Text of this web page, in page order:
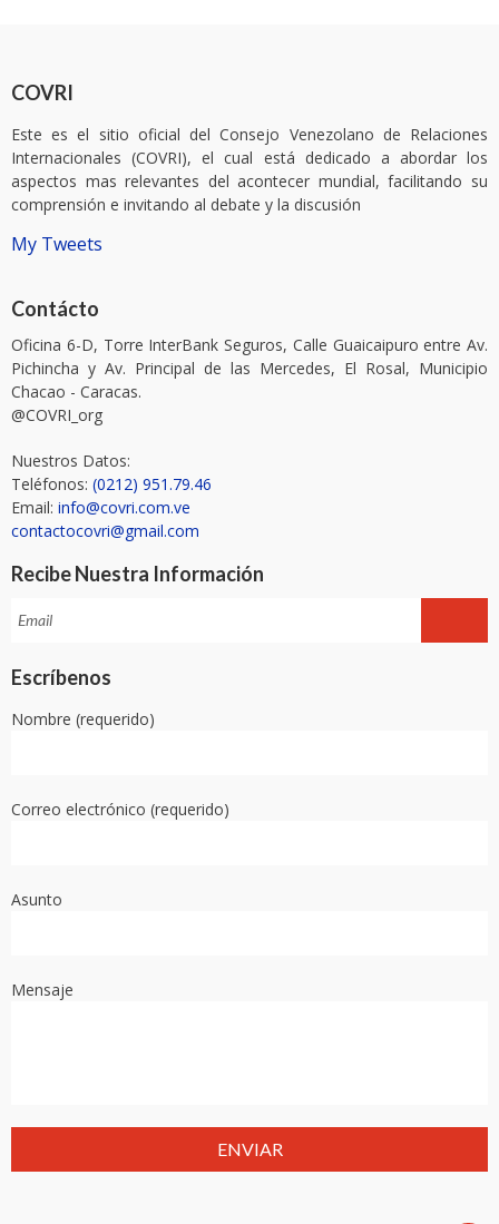
COVRI
Este es el sitio oficial del Consejo Venezolano de Relaciones
Internacionales (COVRI), el cual está dedicado a abordar los
aspectos mas relevantes del acontecer mundial, facilitando su
comprensión e invitando al debate y la discusión
My Tweets
Contácto
Oficina 6-D, Torre InterBank Seguros, Calle Guaicaipuro entre Av.
Pichincha y Av. Principal de las Mercedes, El Rosal, Municipio
Chacao - Caracas.
@COVRI_org
Nuestros Datos:
Teléfonos: (0212) 951.79.46
Email: info@covri.com.ve
contactocovri@gmail.com
Recibe Nuestra Información
Escríbenos
Nombre (requerido)
Correo electrónico (requerido)
Asunto
Mensaje